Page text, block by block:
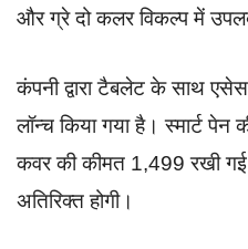
और ग्रे दो कलर विकल्प में
कंपनी द्वारा टैबलेट के साथ
लॉन्च किया गया है। स्मार्ट
कवर की कीमत 1,499 रखी
अतिरिक्त होगी।